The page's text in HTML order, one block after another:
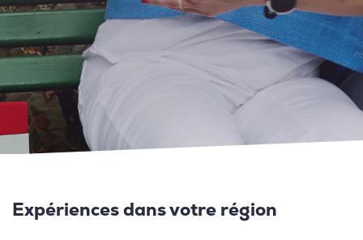
Expériences dans votre région